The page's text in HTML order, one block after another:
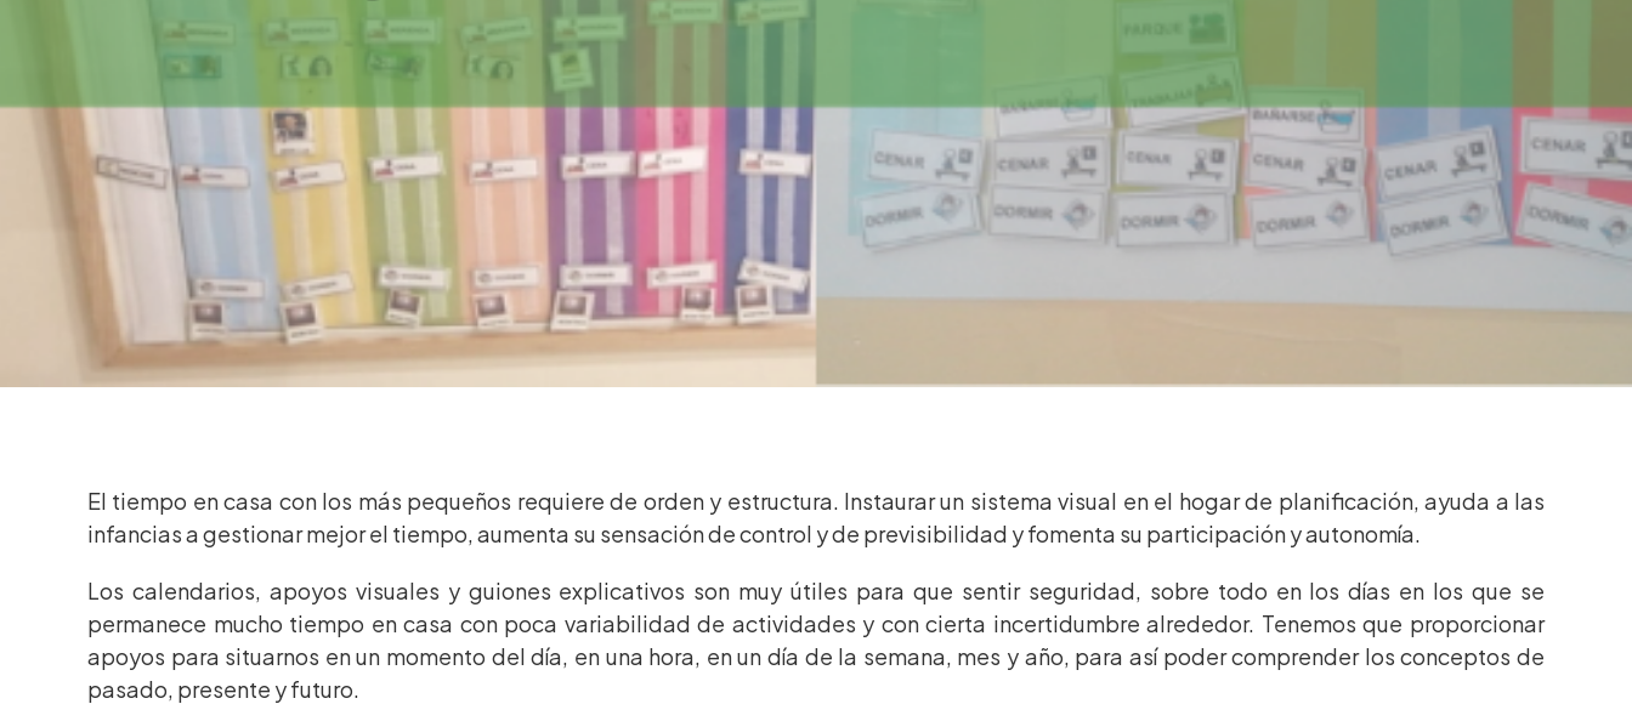
El tiempo en casa con los más pequeños requiere de orden y estructura. Instaurar un sistema visual en el hogar de planificación, ayuda a las
infancias a gestionar mejor el tiempo, aumenta su sensación de control y de previsibilidad y fomenta su participación y autonomía.
Los calendarios, apoyos visuales y guiones explicativos son muy útiles para que sentir seguridad, sobre todo en los días en los que se
permanece mucho tiempo en casa con poca variabilidad de actividades y con cierta incertidumbre alrededor. Tenemos que proporcionar
apoyos para situarnos en un momento del día, en una hora, en un día de la semana, mes y año, para así poder comprender los conceptos de
pasado, presente y futuro.